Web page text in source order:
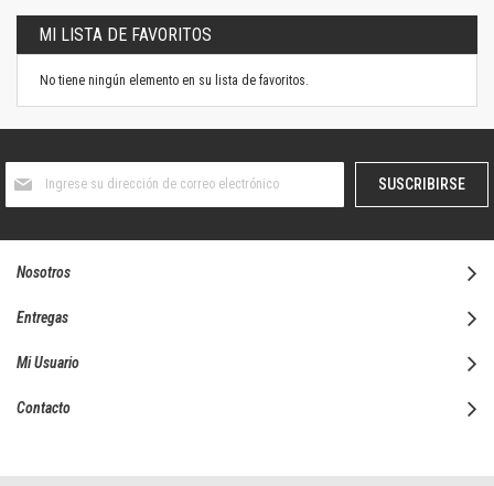
MI LISTA DE FAVORITOS
No tiene ningún elemento en su lista de favoritos.
boletín
SUSCRIBIRSE
Nosotros
Entregas
Mi Usuario
Contacto